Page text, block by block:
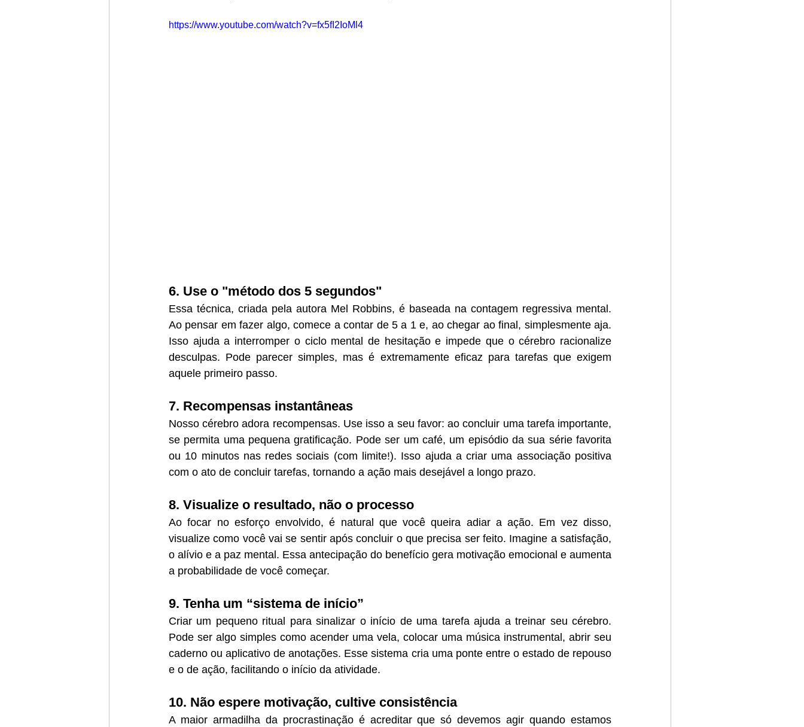
https://www.youtube.com/watch?v=fx5fI2IoMl4
6. Use o "método dos 5 segundos"
Essa técnica, criada pela autora Mel Robbins, é baseada na contagem regressiva mental.
Ao pensar em fazer algo, comece a contar de 5 a 1 e, ao chegar ao final, simplesmente aja.
Isso ajuda a interromper o ciclo mental de hesitação e impede que o cérebro racionalize
desculpas. Pode parecer simples, mas é extremamente eficaz para tarefas que exigem
aquele primeiro passo.
7. Recompensas instantâneas
Nosso cérebro adora recompensas. Use isso a seu favor: ao concluir uma tarefa importante,
se permita uma pequena gratificação. Pode ser um café, um episódio da sua série favorita
ou 10 minutos nas redes sociais (com limite!). Isso ajuda a criar uma associação positiva
com o ato de concluir tarefas, tornando a ação mais desejável a longo prazo.
8. Visualize o resultado, não o processo
Ao focar no esforço envolvido, é natural que você queira adiar a ação. Em vez disso,
visualize como você vai se sentir após concluir o que precisa ser feito. Imagine a satisfação,
o alívio e a paz mental. Essa antecipação do benefício gera motivação emocional e aumenta
a probabilidade de você começar.
9. Tenha um “sistema de início”
Criar um pequeno ritual para sinalizar o início de uma tarefa ajuda a treinar seu cérebro.
Pode ser algo simples como acender uma vela, colocar uma música instrumental, abrir seu
caderno ou aplicativo de anotações. Esse sistema cria uma ponte entre o estado de repouso
e o de ação, facilitando o início da atividade.
10. Não espere motivação, cultive consistência
A maior armadilha da procrastinação é acreditar que só devemos agir quando estamos